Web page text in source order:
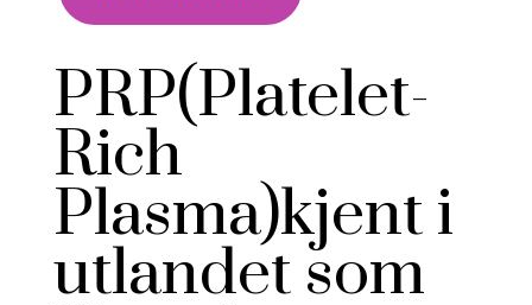
PRP(Platelet-
Rich
Plasma)kjent i
utlandet som